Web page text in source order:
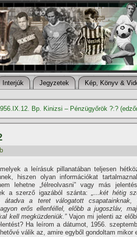
Interjúk Jegyzetek Kép, Könyv &
Bp. Kinizsi – Pénzügyőrök ?:?
a leí­rásuk pillanatában teljesen
hiszen olyan információkat
lehetne „félreolvasni” vagy más
a szerző igazából szánta:„…két hétig
átadva a teret válogatott csapatainknak,
erős ellenféllel, előbb a jugoszláv,
kell megküzdeniük.”Vajon mi jelenti az
Ha leí­rom a dátumot, 1956.
válik az, amire egyből gondoltam mikor